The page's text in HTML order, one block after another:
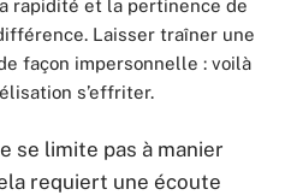
rapidité et la pertinence de
Laisser traîner une
façon impersonnelle : voilà
s’effriter.
se limite pas à manier
requiert une écoute